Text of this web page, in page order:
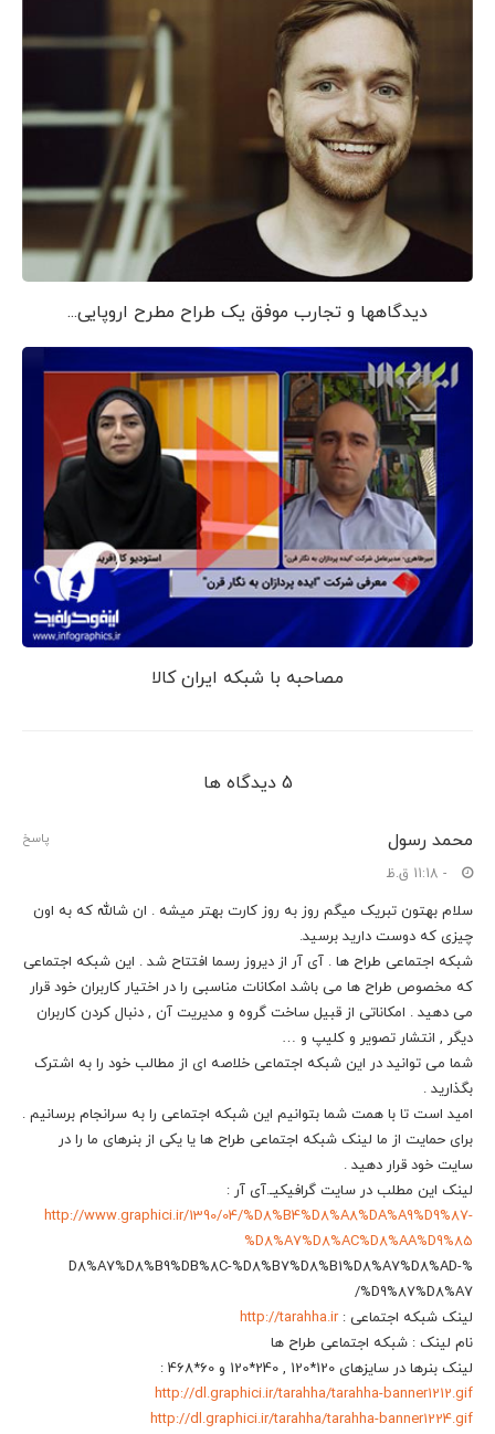
دیدگاهها و تجارب موفق یک طراح مطرح اروپایی...
مصاحبه با شبکه ایران کالا
5 دیدگاه ها
محمد رسول
- 11:18 ق.ظ
سلام بهتون تبریک میگم روز به روز کارت بهتر میشه . ان شالله که به اون
چیزی که دوست دارید برسید.
شبکه اجتماعی طراح ها . آی آر از دیروز رسما افتتاح شد . این شبکه اجتماعی
که مخصوص طراح ها می باشد امکانات مناسبی را در اختیار کاربران خود قرار
می دهید . امکاناتی از قبیل ساخت گروه و مدیریت آن , دنبال کردن کاربران
دیگر , انتشار تصویر و کلیپ و …
شما می توانید در این شبکه اجتماعی خلاصه ای از مطالب خود را به اشترک
بگذارید .
امید است تا با همت شما بتوانیم این شبکه اجتماعی را به سرانجام برسانیم .
برای حمایت از ما لینک شبکه اجتماعی طراح ها یا یکی از بنرهای ما را در
سایت خود قرار دهید .
لینک این مطلب در سایت گرافیکیـ.آی آر :
http://www.graphici.ir/1390/04/%D8%B4%D8%A8%DA%A9%D9%87-
%D8%A7%D8%AC%D8%AA%D9%85
%D8%A7%D8%B9%DB%8C-%D8%B7%D8%B1%D8%A7%D8%AD-
%D9%87%D8%A7/
لینک شبکه اجتماعی :http://tarahha.ir
نام لینک : شبکه اجتماعی طراح ها
لینک بنرها در سایزهای 120*120 , 240*120 و 60*468 :
http://dl.graphici.ir/tarahha/tarahha-banner1212.gif
http://dl.graphici.ir/tarahha/tarahha-banner1224.gif
پاسخ